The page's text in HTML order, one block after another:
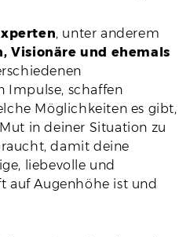
, unter anderem
Visionäre und ehemals
Impulse, schaffen
Möglichkeiten es gibt,
in deiner Situation zu
damit deine
liebevolle und
auf Augenhöhe ist und